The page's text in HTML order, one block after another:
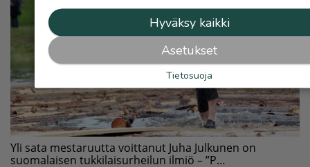
Hyväksy kaikki
Asetukset
Tietosuoja